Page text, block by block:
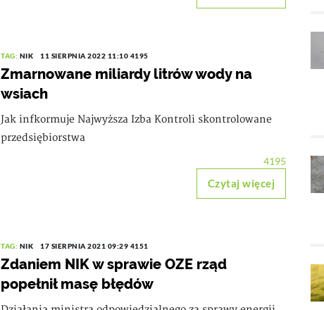
TAG: NIK 11 SIERPNIA 2022 11:10 4195
Zmarnowane miliardy litrów wody na
wsiach
Jak infkormuje Najwyższa Izba Kontroli skontrolowane
przedsiębiorstwa
4195
Czytaj więcej
TAG: NIK 17 SIERPNIA 2021 09:29 4151
Zdaniem NIK w sprawie OZE rząd
popełnił masę błędów